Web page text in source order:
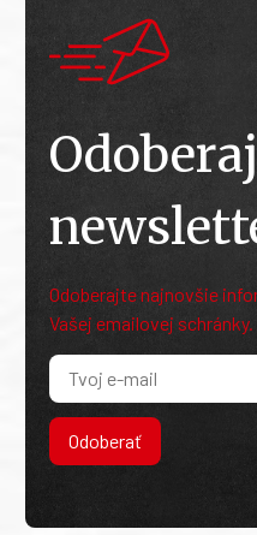
Odoberajte najnovšie
Vašej emailovej schránky.
Odoberať